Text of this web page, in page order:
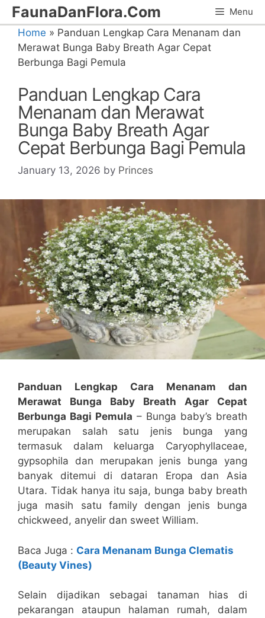
Skip
to
content
FaunaDanFlora.Com Menu
Home » Panduan Lengkap Cara Menanam dan
Merawat Bunga Baby Breath Agar Cepat
Berbunga Bagi Pemula
Panduan Lengkap Cara
Menanam dan Merawat
Bunga Baby Breath Agar
Cepat Berbunga Bagi Pemula
January 13, 2026 by Princes
Panduan Lengkap Cara Menanam dan
Merawat Bunga Baby Breath Agar Cepat
Berbunga Bagi Pemula – Bunga baby’s breath
merupakan salah satu jenis bunga yang
termasuk dalam keluarga Caryophyllaceae,
gypsophila dan merupakan jenis bunga yang
banyak ditemui di dataran Eropa dan Asia
Utara. Tidak hanya itu saja, bunga baby breath
juga masih satu family dengan jenis bunga
chickweed, anyelir dan sweet William.
Baca Juga : Cara Menanam Bunga Clematis
(Beauty Vines)
Selain dijadikan sebagai tanaman hias di
pekarangan ataupun halaman rumah, dalam